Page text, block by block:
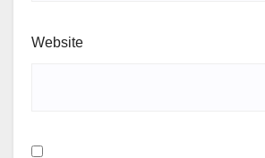
Website